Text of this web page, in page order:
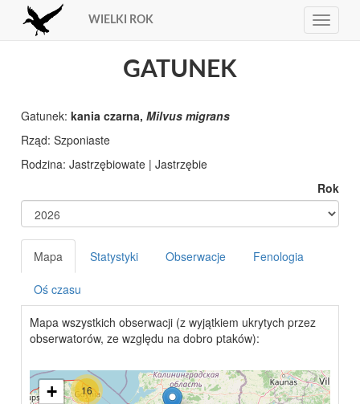
Toggle
WIELKI ROK
GATUNEK
Gatunek:kania czarna,Milvus migrans
Rząd:
Rodzina:
Rok
Mapa Statystyki Obserwacje Fenologia
Oś czasu
Mapa wszystkich obserwacji (z wyjątkiem ukrytych przez
obserwatorów, ze względu na dobro ptaków):
16
+